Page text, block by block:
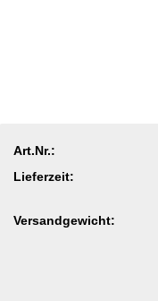
Art.Nr.:
Lieferzeit:
Versandgewicht: